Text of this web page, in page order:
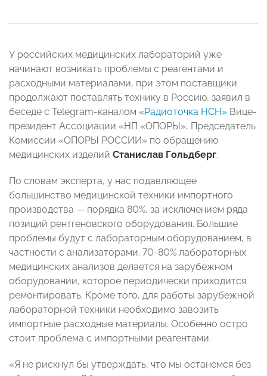
У российских медицинских лабораторий уже
начинают возникать проблемы с реагентами и
расходными материалами, при этом поставщики
продолжают поставлять технику в Россию, заявил в
беседе с Telegram-каналом «Радиоточка НСН» Вице-
президент Ассоциации «НП «ОПОРЫ», Председатель
Комиссии «ОПОРЫ РОССИИ» по обращению
медицинских изделий Станислав Гольдберг.
По словам эксперта, у нас подавляющее
большинство медицинской техники импортного
производства — порядка 80%, за исключением ряда
позиций рентгеновского оборудования. Большие
проблемы будут с лабораторным оборудованием, в
частности с анализаторами. 70-80% лабораторных
медицинских анализов делается на зарубежном
оборудовании, которое периодически приходится
ремонтировать. Кроме того, для работы зарубежной
лабораторной техники необходимо завозить
импортные расходные материалы. Особенно остро
стоит проблема с импортными реагентами.
«Я не рискнул бы утверждать, что мы останемся без